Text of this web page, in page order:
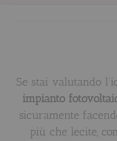
Se stai valutando
impianto
sicuramente
più che lecite,